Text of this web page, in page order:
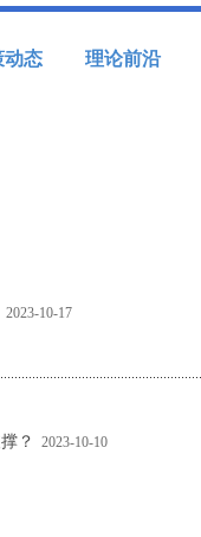
动态 理论前沿
2023-10-17
？ 2023-10-10